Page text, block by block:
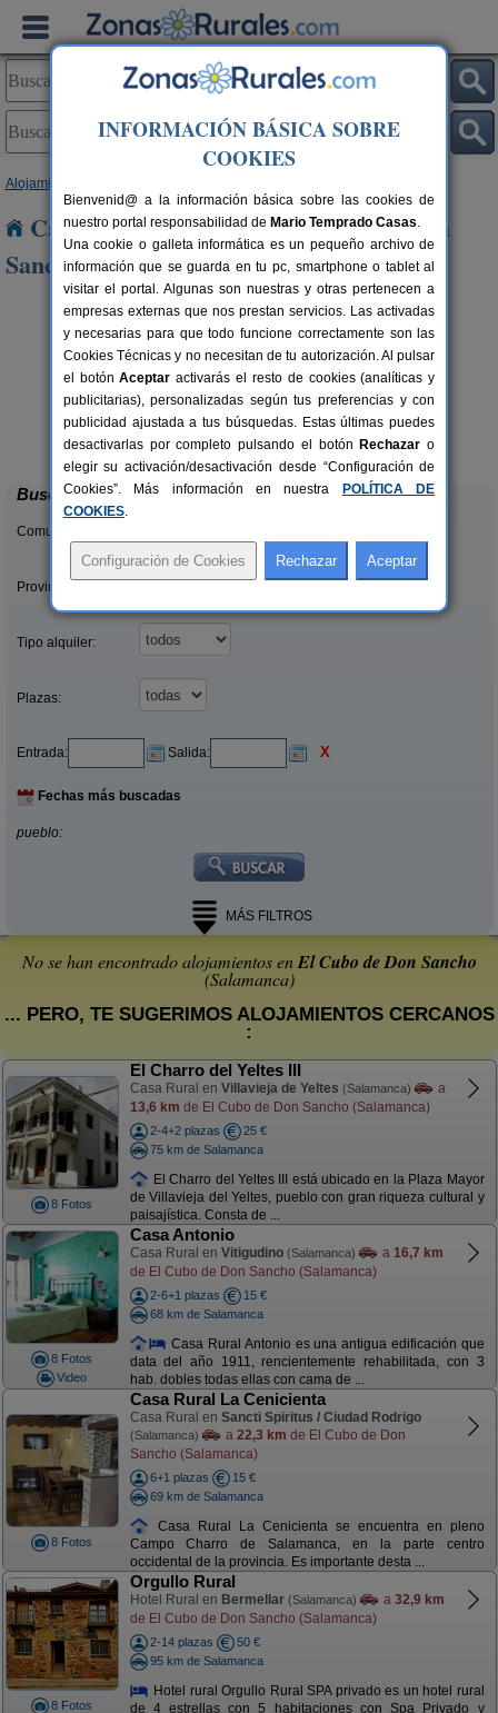
Alojamientos
Casas Rurales cerca de El Cubo de Don
Sancho
2-7 pers.
desde19 €
Casa La Fuente
Villanueva del Conde (Salamanca)
Buscar
Comunidades:
Provincias/Islas:
Tipo alquiler:
Plazas:
Entrada: Salida: X
Fechas más buscadas
pueblo:
MÁS FILTROS
No se han encontrado alojamientos enEl Cubo de Don Sancho
(Salamanca)
... PERO, TE SUGERIMOS ALOJAMIENTOS CERCANOS
:
8 Fotos
El Charro del Yeltes III
Casa Rural en Villavieja de Yeltes (Salamanca)
a
13,6 km de El Cubo de Don Sancho (Salamanca)
2-4+2 plazas
25 €
75 km de Salamanca
El Charro del Yeltes III está ubicado en la Plaza Mayor
de Villavieja del Yeltes, pueblo con gran riqueza cultural y
paisajística. Consta de ...
8 Fotos
Video
Casa Antonio
Casa Rural en Vitigudino (Salamanca) a 16,7 km
de El Cubo de Don Sancho (Salamanca)
2-6+1 plazas
15 €
68 km de Salamanca
Casa Rural Antonio es una antigua edificación que
data del año 1911, rencientemente rehabilitada, con 3
hab. dobles todas ellas con cama de ...
8 Fotos
Casa Rural La Cenicienta
Casa Rural en Sancti Spiritus / Ciudad Rodrigo
(Salamanca) a 22,3 km de El Cubo de Don
Sancho (Salamanca)
6+1 plazas
15 €
69 km de Salamanca
Casa Rural La Cenicienta se encuentra en pleno
Campo Charro de Salamanca, en la parte centro
occidental de la provincia. Es importante desta ...
8 Fotos
Orgullo Rural
Hotel Rural en Bermellar (Salamanca) a 32,9 km
de El Cubo de Don Sancho (Salamanca)
2-14 plazas
50 €
95 km de Salamanca
Hotel rural Orgullo Rural SPA privado es un hotel rural
de 4 estrellas con 5 habitaciones con Spa Privado y
INFORMACIÓN BÁSICA SOBRE
COOKIES
Bienvenid@ a la información básica sobre las cookies de
nuestro portal responsabilidad de Mario Temprado Casas.
Una cookie o galleta informática es un pequeño archivo de
información que se guarda en tu pc, smartphone o tablet al
visitar el portal. Algunas son nuestras y otras pertenecen a
empresas externas que nos prestan servicios. Las activadas
y necesarias para que todo funcione correctamente son las
Cookies Técnicas y no necesitan de tu autorización. Al pulsar
el botónAceptar activarás el resto de cookies (analíticas y
publicitarias), personalizadas según tus preferencias y con
publicidad ajustada a tus búsquedas. Estas últimas puedes
desactivarlas por completo pulsando el botón Rechazar o
elegir su activación/desactivación desde “Configuración de
Cookies”. Más información en nuestra
POLÍTICA DE
COOKIES.